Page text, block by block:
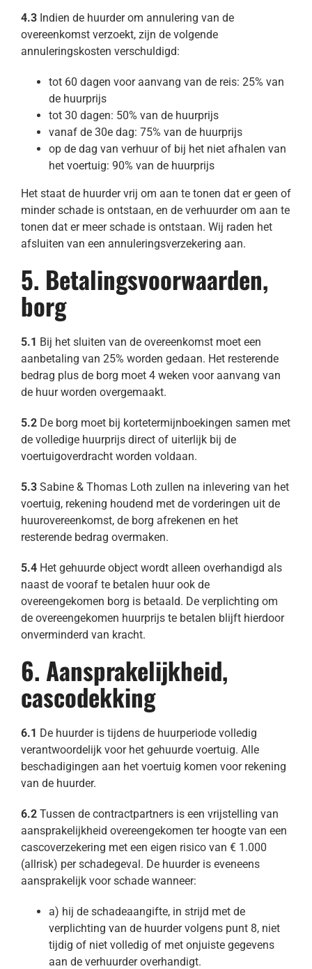
4.3Indien de huurder om annulering van de
overeenkomst verzoekt, zijn de volgende
annuleringskosten verschuldigd:
tot 60 dagen voor aanvang van de reis: 25% van
de huurprijs
tot 30 dagen: 50% van de huurprijs
vanaf de 30e dag: 75% van de huurprijs
op de dag van verhuur of bij het niet afhalen van
het voertuig: 90% van de huurprijs
Het staat de huurder vrij om aan te tonen dat er geen of
minder schade is ontstaan, en de verhuurder om aan te
tonen dat er meer schade is ontstaan. Wij raden het
afsluiten van een annuleringsverzekering aan.
5. Betalingsvoorwaarden,
borg
5.1 Bij het sluiten van de overeenkomst moet een
aanbetaling van 25% worden gedaan. Het resterende
bedrag plus de borg moet 4 weken voor aanvang van
de huur worden overgemaakt.
5.2De borg moet bij kortetermijnboekingen samen met
de volledige huurprijs direct of uiterlijk bij de
voertuigoverdracht worden voldaan.
5.3Sabine & Thomas Loth zullen na inlevering van het
voertuig, rekening houdend met de vorderingen uit de
huurovereenkomst, de borg afrekenen en het
resterende bedrag overmaken.
5.4Het gehuurde object wordt alleen overhandigd als
naast de vooraf te betalen huur ook de
overeengekomen borg is betaald. De verplichting om
de overeengekomen huurprijs te betalen blijft hierdoor
onverminderd van kracht.
6. Aansprakelijkheid,
cascodekking
6.1 De huurder is tijdens de huurperiode volledig
verantwoordelijk voor het gehuurde voertuig. Alle
beschadigingen aan het voertuig komen voor rekening
van de huurder.
6.2Tussen de contractpartners is een vrijstelling van
aansprakelijkheid overeengekomen ter hoogte van een
cascoverzekering met een eigen risico van € 1.000
(allrisk) per schadegeval. De huurder is eveneens
aansprakelijk voor schade wanneer:
a) hij de schadeaangifte, in strijd met de
verplichting van de huurder volgens punt 8, niet
tijdig of niet volledig of met onjuiste gegevens
aan de verhuurder overhandigt.